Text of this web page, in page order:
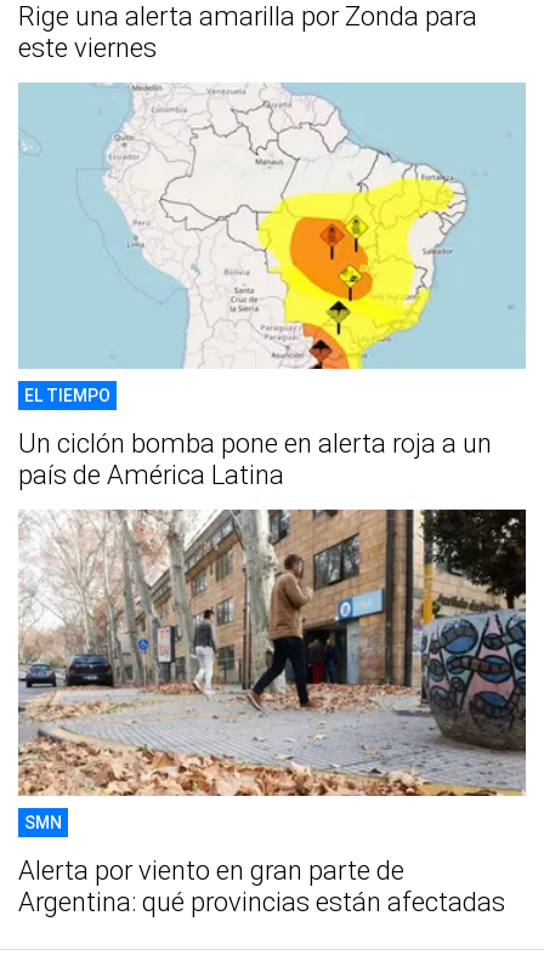
Rige una alerta amarilla por Zonda para
este viernes
EL TIEMPO
Un ciclón bomba pone en alerta roja a un
país de América Latina
SMN
Alerta por viento en gran parte de
Argentina: qué provincias están afectadas